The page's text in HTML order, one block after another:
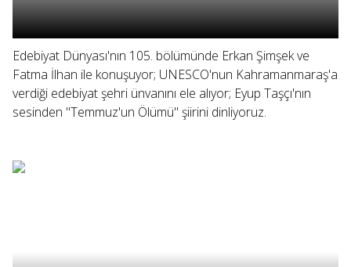
Edebiyat Dünyası'nın 105. bölümünde Erkan Şimşek ve
Fatma İlhan ile konuşuyor; UNESCO'nun Kahramanmaraş'a
verdiği edebiyat şehri ünvanını ele alıyor; Eyup Taşçı'nın
sesinden "Temmuz'un Ölümü" şiirini dinliyoruz.